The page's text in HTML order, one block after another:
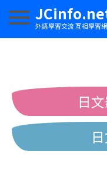
外語學習交流 互相學習網
切換導航
日